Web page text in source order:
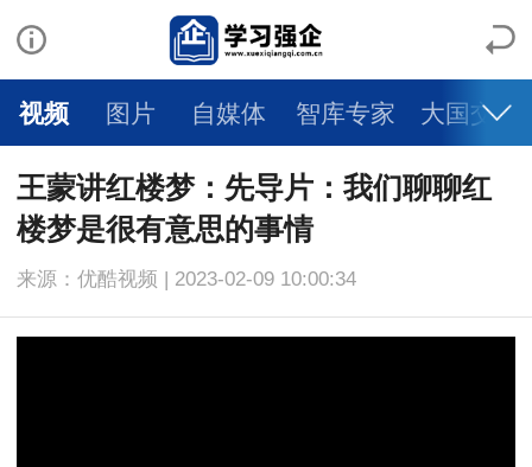
视频 图片 自媒体 智库专家 大国交通
王蒙讲红楼梦：先导片：我们聊聊红
楼梦是很有意思的事情
来源：优酷视频 | 2023-02-09 10:00:34